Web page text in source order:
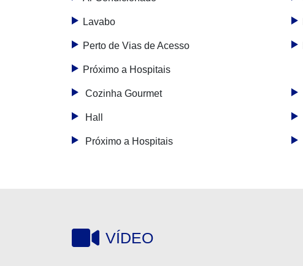
Lavabo
Perto de Vias de Acesso
Próximo a Hospitais
Cozinha Gourmet
Hall
Próximo a Hospitais
VÍDEO